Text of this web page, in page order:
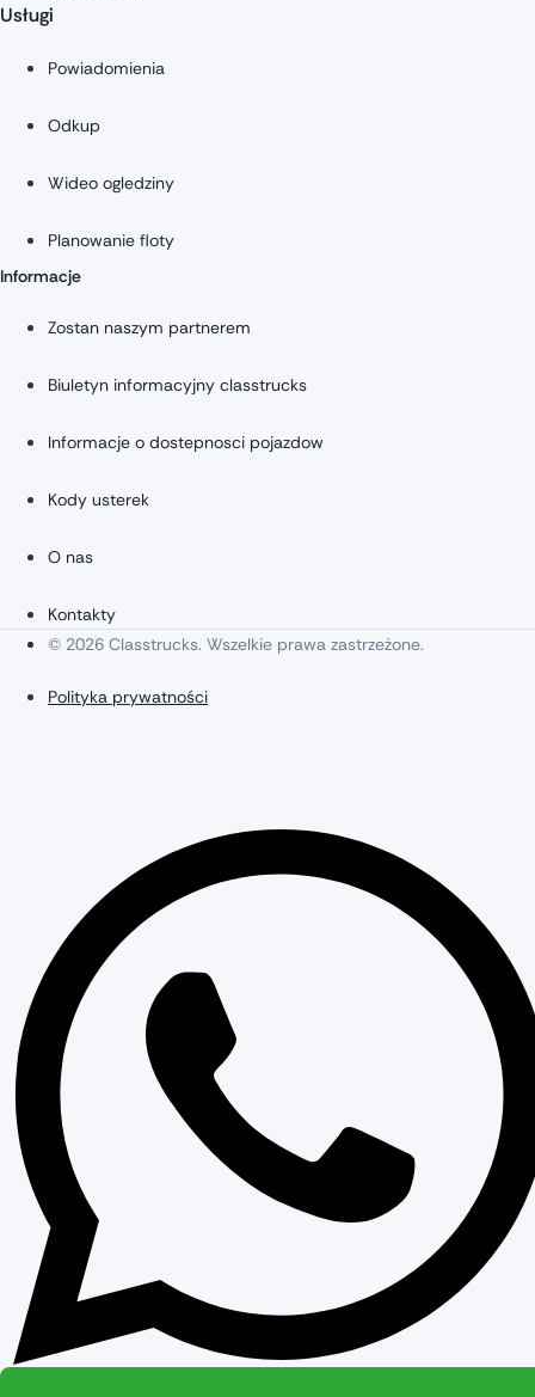
Usługi
Powiadomienia
Odkup
Wideo ogledziny
Planowanie floty
Informacje
Zostan naszym partnerem
Biuletyn informacyjny classtrucks
Informacje o dostepnosci pojazdow
Kody usterek
O nas
Kontakty
© 2026 Classtrucks. Wszelkie prawa zastrzeżone.
Polityka prywatności